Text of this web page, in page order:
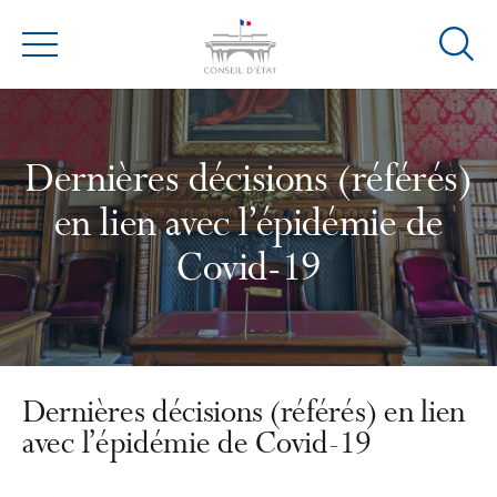
Menu
Ouvrir
de
Dernières décisions (référés)
en lien avec l’épidémie de
Covid-19
Dernières décisions (référés) en lien
avec l’épidémie de Covid-19